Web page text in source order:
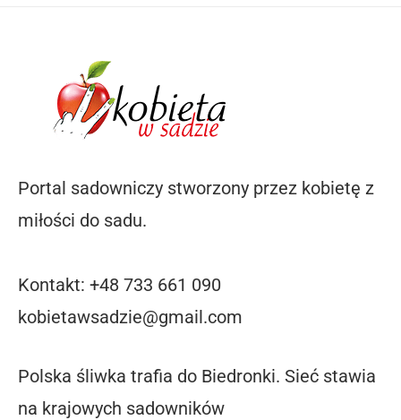
Portal sadowniczy stworzony przez kobietę z
miłości do sadu.
Kontakt: +48 733 661 090
kobietawsadzie@gmail.com
Polska śliwka trafia do Biedronki. Sieć stawia
na krajowych sadowników